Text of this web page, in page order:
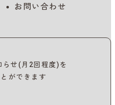
お問い合わせ
らせ(月2回程度)を
ができます